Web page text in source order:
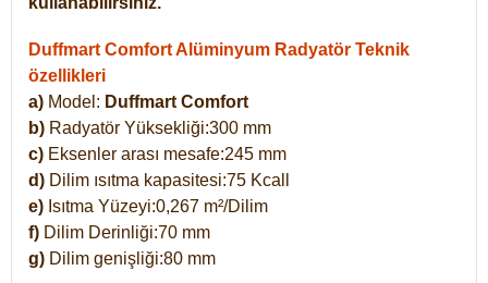
Duffmart Comfort Alüminyum Radyatör Teknik
özellikleri
a) Model: Duffmart Comfort
b) Radyatör Yüksekliği:300 mm
c) Eksenler arası mesafe:245 mm
d) Dilim ısıtma kapasitesi:75 Kcall
e) Isıtma Yüzeyi:0,267 m²/Dilim
f) Dilim Derinliği:70 mm
g) Dilim genişliği:80 mm